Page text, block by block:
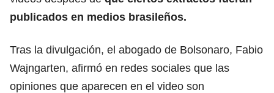
publicados en medios brasileños.
Tras la divulgación, el abogado de Bolsonaro, Fabio
Wajngarten, afirmó en redes sociales que las
opiniones que aparecen en el video son